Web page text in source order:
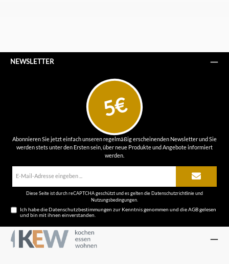
NEWSLETTER
5€
Abonnieren Sie jetzt einfach unseren regelmäßig erscheinenden Newsletter und Sie
werden stets unter den Ersten sein, über neue Produkte und Angebote informiert
werden.
Diese Seite ist durch reCAPTCHA geschützt und es gelten die Datenschutzrichtlinieund
Nutzungsbedingungen.
Ich habe dieDatenschutzbestimmungen zur Kenntnis genommen und dieAGBgelesen
und bin mit ihnen einverstanden.